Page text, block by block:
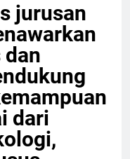
jurusan
dari